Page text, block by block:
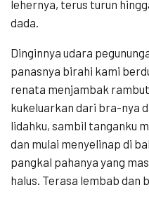
lehernya, terus turun
dada.
Dinginnya udara
panasnya birahi kami
renata menjambak
kukeluarkan dari bra-nya
lidahku, sambil tanganku
dan mulai menyelinap di
pangkal pahanya yang
halus. Terasa lembab dan